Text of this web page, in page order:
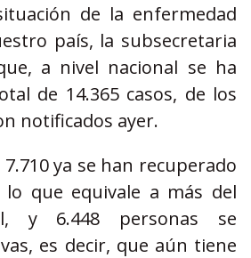
de la enfermedad
país, la subsecretaria
a nivel nacional se ha
de 14.365 casos, de los
notificados ayer.
ya se han recuperado
que equivale a más del
y 6.448 personas se
es decir, que aún tiene